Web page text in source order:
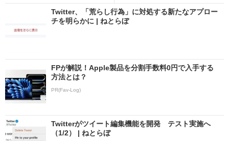
Twitter、「荒らし行為」に対処する新たなアプロー
チを明らかに | ねとらぼ
FPが解説！Apple製品を分割手数料0円で入手する
方法とは？
PR(Fav-Log)
Twitterがツイート編集機能を開発 テスト実施へ
（1/2） | ねとらぼ